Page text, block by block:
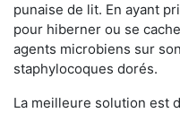
punaise de lit. En ayant
pour hiberner ou se
agents microbiens sur
staphylocoques dorés.
La meilleure solution est